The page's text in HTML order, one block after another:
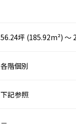
56.24坪 (185.92m²) ～
各階個別
下記参照
－